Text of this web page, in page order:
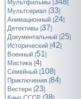
Мультфильмы [348]
Мультсериал [33]
Анимационный [24]
Детективы [37]
Документальный [25]
Исторический [42]
Военный [51]
Мистика [4]
Семейный [108]
Приключения [84]
Вестерн [23]
38